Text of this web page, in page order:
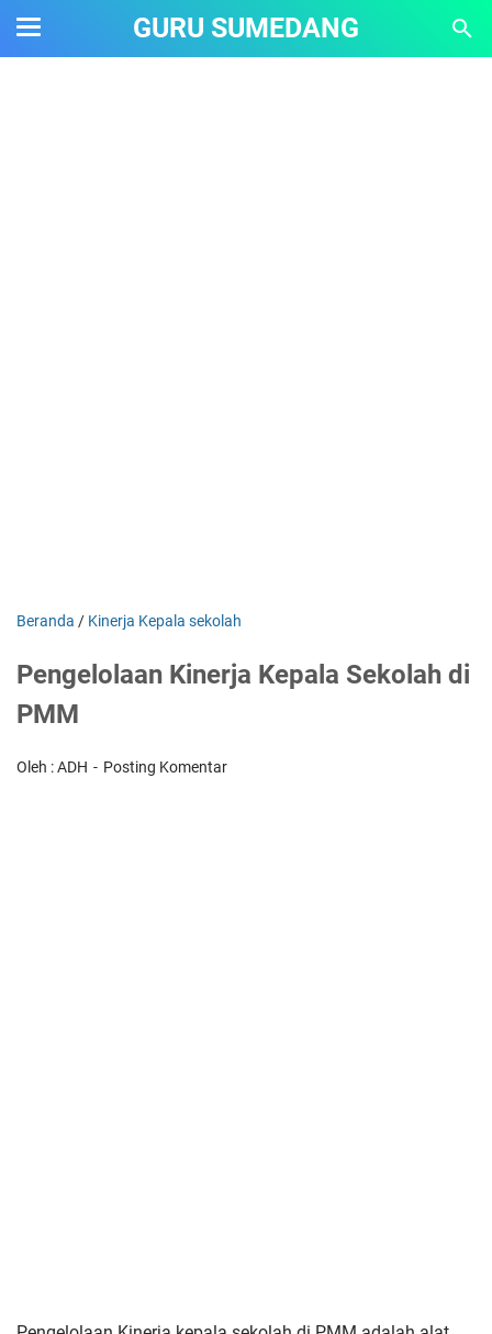
GURU SUMEDANG
Beranda / Kinerja Kepala sekolah
Pengelolaan Kinerja Kepala Sekolah di
PMM
Oleh : ADH Posting Komentar